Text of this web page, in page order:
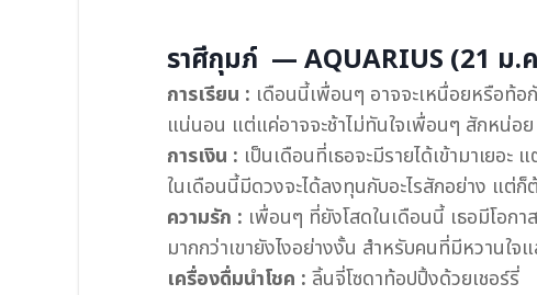
ราศีกุมภ์ — AQUARIUS (21 ม.
การเรียน : เดือนนี้เพื่อนๆ อาจจะเหนื่อยหรือท้อ
แน่นอน แต่แค่อาจจะช้าไม่ทันใจเพื่อนๆ สักหน่อย
การเงิน : เป็นเดือนที่เธอจะมีรายได้เข้ามาเยอ
ในเดือนนี้มีดวงจะได้ลงทุนกับอะไรสักอย่าง แต่
ความรัก : เพื่อนๆ ที่ยังโสดในเดือนนี้ เธอมีโอก
มากกว่าเขายังไงอย่างงั้น สำหรับคนที่มีหวานใ
เครื่องดื่มนำโชค : ลิ้นจี่โซดาท้อปปิ้งด้วยเชอร์รี่